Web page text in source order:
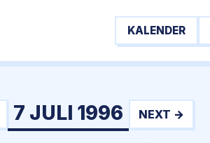
KALENDER
7 JULI 1996 NEXT →